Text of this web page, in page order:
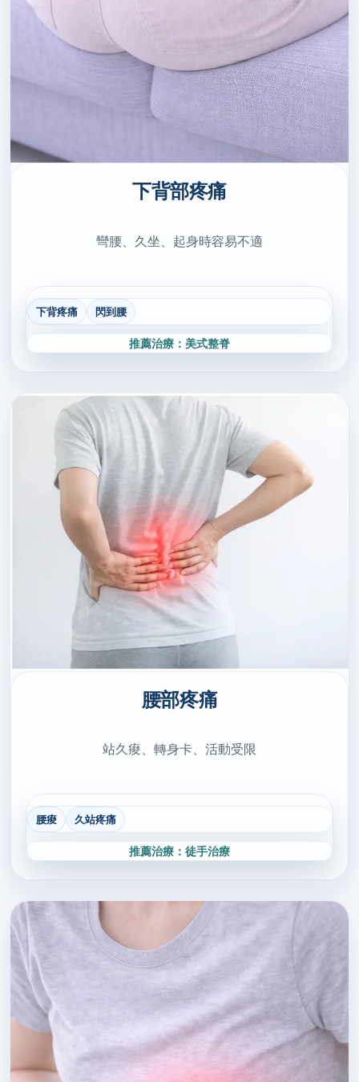
下背部疼痛
彎腰、久坐、起身時容易不適
下背疼痛 閃到腰
推薦治療：美式整脊
腰部疼痛
站久痠、轉身卡、活動受限
腰痠 久站疼痛
推薦治療：徒手治療